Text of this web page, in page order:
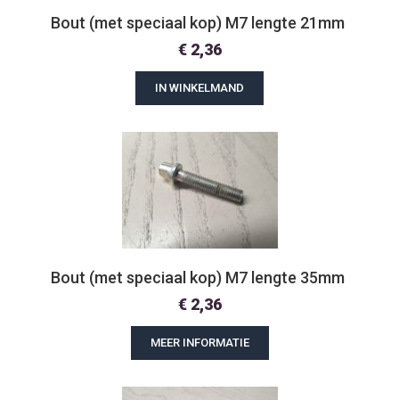
Bout (met speciaal kop) M7 lengte 21mm
€2,36
IN WINKELMAND
Bout (met speciaal kop) M7 lengte 35mm
€2,36
MEER INFORMATIE